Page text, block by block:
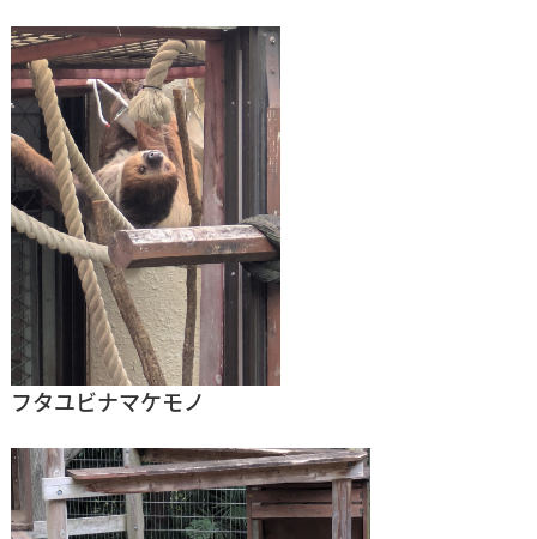
フタユビナマケモノ